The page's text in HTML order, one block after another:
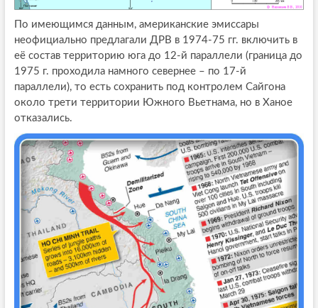
По имеющимся данным, американские эмиссары
неофициально предлагали ДРВ в 1974-75 гг. включить в
её состав территорию юга до 12-й параллели (граница до
1975 г. проходила намного севернее – по 17-й
параллели), то есть сохранить под контролем Сайгона
около трети территории Южного Вьетнама, но в Ханое
отказались.